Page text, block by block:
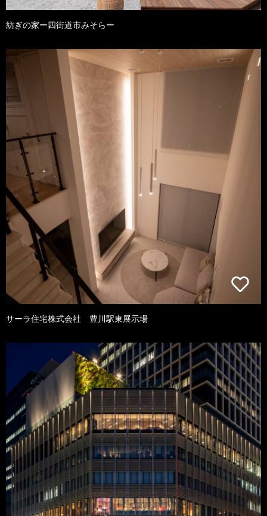
紡ぎの家ー四街道市みそらー
サーラ住宅株式会社 豊川駅東展示場